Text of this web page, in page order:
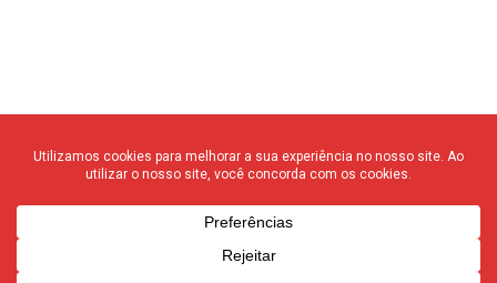
© 2020 F3 Notícias – Todos os direitos reservados